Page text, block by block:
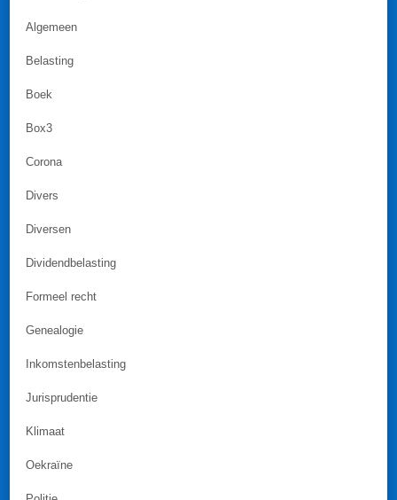
Algemeen
Belasting
Boek
Box3
Corona
Divers
Diversen
Dividendbelasting
Formeel recht
Genealogie
Inkomstenbelasting
Jurisprudentie
Klimaat
Oekraïne